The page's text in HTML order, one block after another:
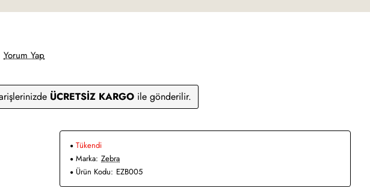
ÜCRETSİZ KARGOile gönderilir.
Yorum Yap
Tükendi
Marka: Zebra
Ürün Kodu: EZB005